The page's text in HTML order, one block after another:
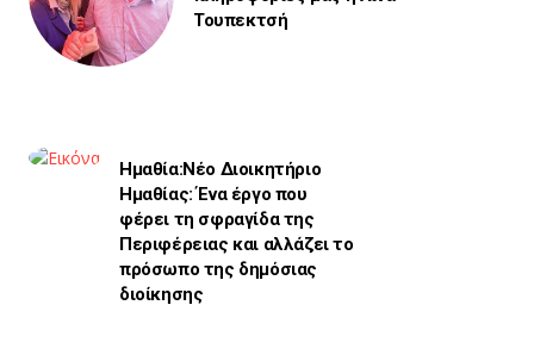
Τουπεκτσή
Ημαθία:Νέο Διοικητήριο
Ημαθίας: Ένα έργο που
φέρει τη σφραγίδα της
Περιφέρειας και αλλάζει το
πρόσωπο της δημόσιας
διοίκησης